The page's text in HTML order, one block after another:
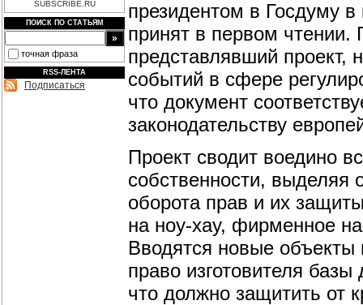
SUBSCRIBE.RU
ПОИСК ПО СТАТЬЯМ
точная фраза
RSS-ЛЕНТА
Подписаться
президентом в Госдуму
принят в первом
представлявший проект,
событий в сфере
что документ
законодательству
Проект сводит воедино
собственности, выделяя
оборота прав и их
на ноу-хау, фирменное
Вводятся новые объекты
право изготовителя
что должно защитить от